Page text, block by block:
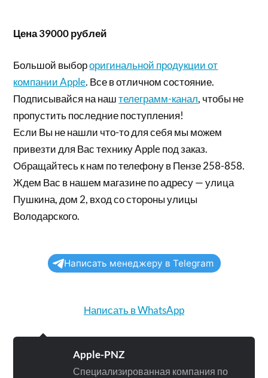
Цена 39000 рублей
Большой выбороригинальной продукции от
компании Apple. Все в отличном состояние.
Подписывайся на наштелеграмм-канал, чтобы не
пропустить последние поступления!
Если Вы не нашли что-то для себя мы можем
привезти для Вас технику Apple под заказ.
Обращайтесь к нам по телефону в Пензе 258-858.
Ждем Вас в нашем магазине по адресу — улица
Пушкина, дом 2, вход со стороны улицы
Володарского.
Написать менеджеру в Telegram
Написать в WhatsApp
Apple-PNZ
Специализированная компания по